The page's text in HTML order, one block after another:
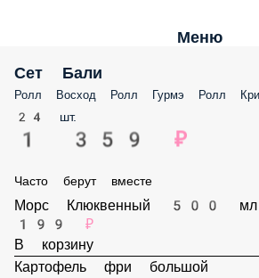
Меню
Сет Бали
Ролл Восход Ролл Гурмэ Ролл Криспи Бекон
24 шт.
1 359 ₽
Часто берут вместе
Морс Клюквенный 500 мл
199 ₽
В корзину